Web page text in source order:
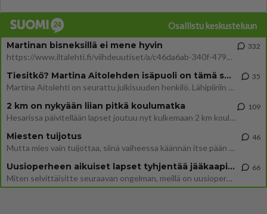
Osallistu keskusteluun
Martinan bisneksillä ei mene hyvin
https://www.iltalehti.fi/viihdeuutiset/a/c46da6ab-340f-4790-aaa7-0865eed2336 Yrityksen konkurssihakemus on tullut kärä
332
Tiesitkö? Martina Aitolehden isäpuoli on tämä suosittu laulaja
Martina Aitolehti on seurattu julkisuuden henkilö. Lähipiiriin mahtuu muitakin tunnettuja henkilöitä. Tiesitkö, että Ma
35
2 km on nykyään liian pitkä koulumatka
Hesarissa päivitellään lapset joutuu nyt kulkemaan 2 km kouluun jösses. Ruostefillarilla tuo matka menee vaikka miten äk
109
Miesten tuijotus
Mutta mies vain tuijottaa, siinä vaiheessa käännän itse pään pois. Mikä juttu? Yleensä jos joku tuijottaa tai katsoo, hä
46
Uusioperheen aikuiset lapset tyhjentää jääkaapin käydessään
Miten selvittäisitte seuraavan ongelman, meillä on uusioperhe, minulla teini-ikäiset lapset ja puolisolla aikuiset, jotk
66